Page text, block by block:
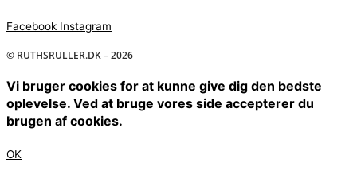
Facebook Instagram
© RUTHSRULLER.DK – 2026
Vi bruger cookies for at kunne give dig den bedste
oplevelse. Ved at bruge vores side accepterer du
brugen af cookies.
OK